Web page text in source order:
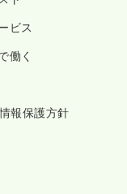
ビス
働く
報保護方針